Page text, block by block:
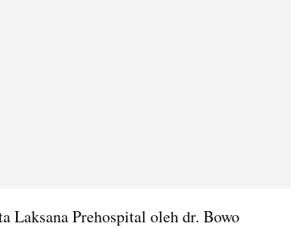
Laksana Prehospital oleh dr. Bowo